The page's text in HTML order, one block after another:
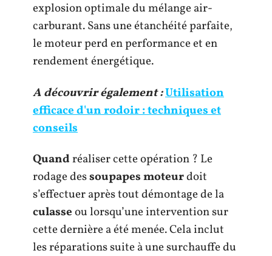
explosion optimale du mélange air-
carburant. Sans une étanchéité parfaite,
le moteur perd en performance et en
rendement énergétique.
A découvrir également :Utilisation
efficace d'un rodoir : techniques et
conseils
Quandréaliser cette opération ? Le
rodage dessoupapes moteurdoit
s’effectuer après tout démontage de la
culasseou lorsqu’une intervention sur
cette dernière a été menée. Cela inclut
les réparations suite à une surchauffe du